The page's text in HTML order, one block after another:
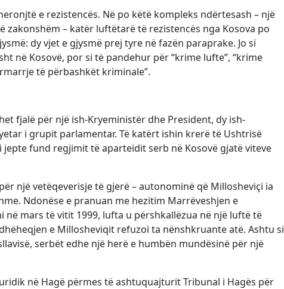
e rezistencës. Në po këtë kompleks ndërtesash – një
– katër luftëtarë të rezistencës nga Kosova po
dy vjet e gjysmë prej tyre në fazën paraprake. Jo si
në Kosovë, por si të pandehur për “krime lufte”, “krime
të përbashkët kriminale”.
fjalë për një ish-Kryeministër dhe President, dy ish-
i grupit parlamentar. Të katërt ishin krerë të Ushtrisë
jepte fund regjimit të aparteidit serb në Kosovë gjatë viteve
një vetëqeverisje të gjerë – autonominë që Millosheviçi ia
Ndonëse e pranuan me hezitim Marrëveshjen e
në mars të vitit 1999, lufta u përshkallëzua në një luftë të
e Millosheviqit refuzoi ta nënshkruante atë. Ashtu si
serbët edhe një herë e humbën mundësinë për një
në Hagë përmes të ashtuquajturit Tribunal i Hagës për